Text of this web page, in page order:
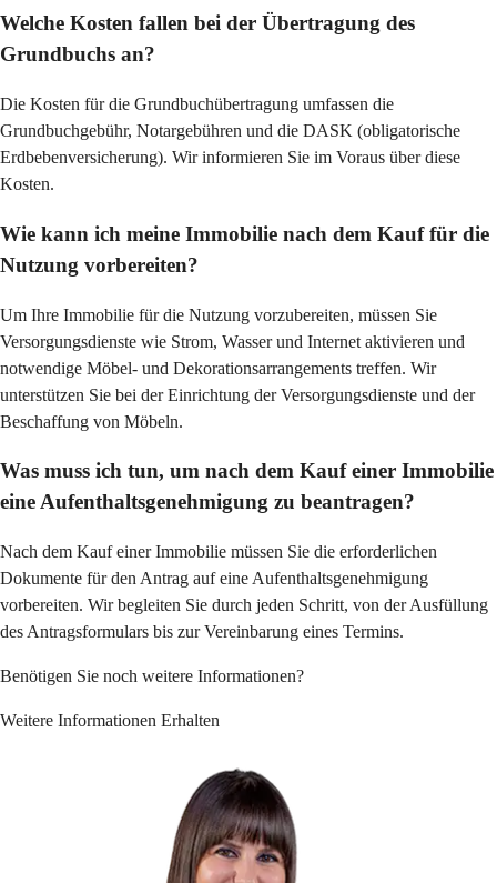
Welche Kosten fallen bei der Übertragung des
Grundbuchs an?
Die Kosten für die Grundbuchübertragung umfassen die
Grundbuchgebühr, Notargebühren und die DASK (obligatorische
Erdbebenversicherung). Wir informieren Sie im Voraus über diese
Kosten.
Wie kann ich meine Immobilie nach dem Kauf für die
Nutzung vorbereiten?
Um Ihre Immobilie für die Nutzung vorzubereiten, müssen Sie
Versorgungsdienste wie Strom, Wasser und Internet aktivieren und
notwendige Möbel- und Dekorationsarrangements treffen. Wir
unterstützen Sie bei der Einrichtung der Versorgungsdienste und der
Beschaffung von Möbeln.
Was muss ich tun, um nach dem Kauf einer Immobilie
eine Aufenthaltsgenehmigung zu beantragen?
Nach dem Kauf einer Immobilie müssen Sie die erforderlichen
Dokumente für den Antrag auf eine Aufenthaltsgenehmigung
vorbereiten. Wir begleiten Sie durch jeden Schritt, von der Ausfüllung
des Antragsformulars bis zur Vereinbarung eines Termins.
Benötigen Sie noch weitere Informationen?
Weitere Informationen Erhalten